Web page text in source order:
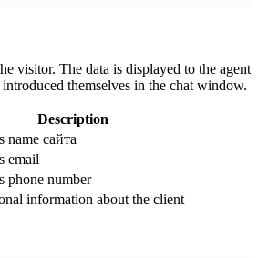
visitor. The data is displayed to the agent
themselves in the chat window.
Description
name сайта
email
phone number
information about the client